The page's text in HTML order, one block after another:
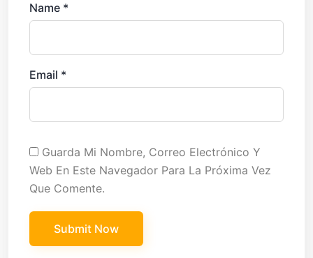
Name *
Email *
Guarda Mi Nombre, Correo Electrónico Y
Web En Este Navegador Para La Próxima Vez
Que Comente.